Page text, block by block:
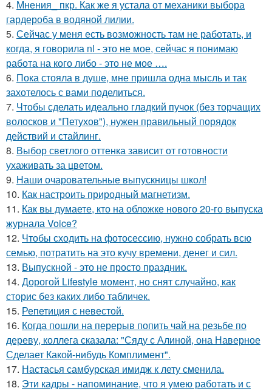
4. Мнения_ пкр. Как же я устала от механики выбора
гардероба в водяной лилии.
5. Сейчас у меня есть возможность там не работать, и
когда, я говорила nl - это не мое, сейчас я понимаю
работа на кого либо - это не мое ….
6. Пока стояла в душе, мне пришла одна мысль и так
захотелось с вами поделиться.
7. Чтобы сделать идеально гладкий пучок (без торчащих
волосков и "Петухов"), нужен правильный порядок
действий и стайлинг.
8. Выбор светлого оттенка зависит от готовности
ухаживать за цветом.
9. Наши очаровательные выпускницы школ!
10. Как настроить природный магнетизм.
11. Как вы думаете, кто на обложке нового 20-го выпуска
журнала Voice?
12. Чтобы сходить на фотосессию, нужно собрать всю
семью, потратить на это кучу времени, денег и сил.
13. Выпускной - это не просто праздник.
14. Дорогой Lifestyle момент, но снят случайно, как
сторис без каких либо табличек.
15. Репетиция с невестой.
16. Когда пошли на перерыв попить чай на резьбе по
дереву, коллега сказала: "Сяду с Алиной, она Наверное
Сделает Какой-нибудь Комплимент".
17. Настасья самбурская имидж к лету сменила.
18. Эти кадры - напоминание, что я умею работать и с